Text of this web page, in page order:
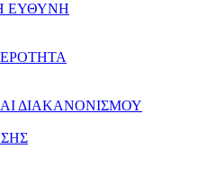
ΕΥΘΥΝΗ
ΔΙΑΚΑΝΟΝΙΣΜΟΥ